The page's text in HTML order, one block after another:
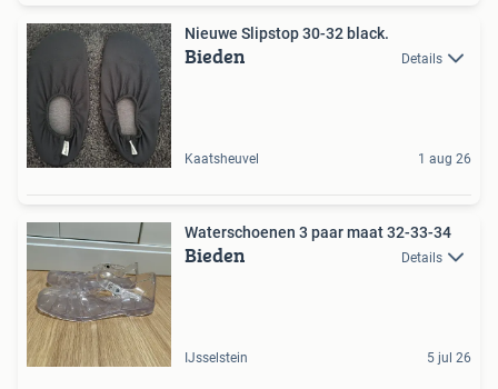
Nieuwe Slipstop 30-32 black.
Bieden Details
Kaatsheuvel 1 aug 26
Waterschoenen 3 paar maat 32-33-34
Bieden Details
IJsselstein 5 jul 26